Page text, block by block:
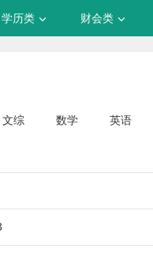
学历类 财会类
文综 数学 英语